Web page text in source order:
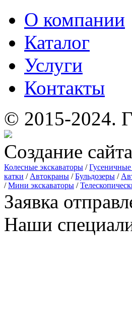
О компании
Каталог
Услуги
Контакты
© 2015-2024.
Создание
Колесные экскаваторы /Гусеничные
катки / Автокраны /Бульдозеры /
/Мини экскаваторы /
Заявка
Наши